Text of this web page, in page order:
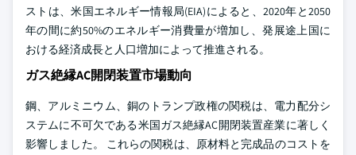
ストは、米国エネルギー情報局(EIA)によると、2020年と2050
年の間に約50%のエネルギー消費量が増加し、発展途上国に
おける経済成長と人口増加によって推進される。
ガス絶縁AC開閉装置市場動向
鋼、アルミニウム、銅のトランプ政権の関税は、電力配分シ
ステムに不可欠である米国ガス絶縁AC開閉装置産業に著しく
影響しました。 これらの関税は、原材料と完成品のコストを